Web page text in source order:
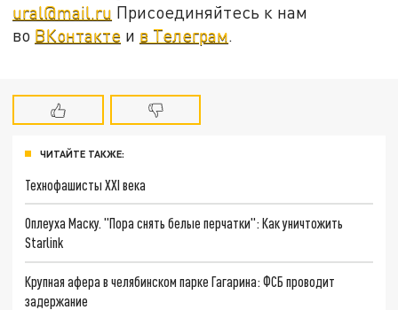
ural@mail.ru Присоединяйтесь к нам
во ВКонтакте и в Телеграм.
ЧИТАЙТЕ ТАКЖЕ:
Технофашисты XXI века
Оплеуха Маску. "Пора снять белые перчатки": Как уничтожить
Starlink
Крупная афера в челябинском парке Гагарина: ФСБ проводит
задержание